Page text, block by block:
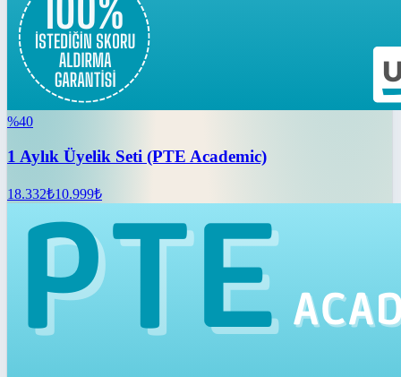
%40
1 Aylık Üyelik Seti (PTE Academic)
18.332₺10.999₺